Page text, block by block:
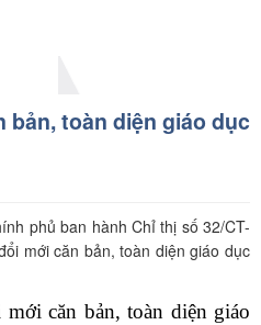
ương
bản, toàn diện giáo dục
phủ ban hành Chỉ thị số 32/CT-
mới căn bản, toàn diện giáo dục
căn bản, toàn diện giáo